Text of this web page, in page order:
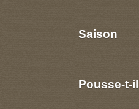
Saison
Pousse-t-